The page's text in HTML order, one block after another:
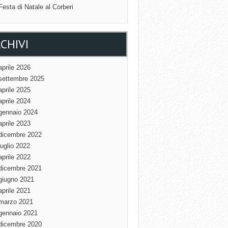
di Natale al Corberi
2026
2025
2025
2024
2024
2023
2022
2022
2022
2021
2021
2021
2021
2021
2020